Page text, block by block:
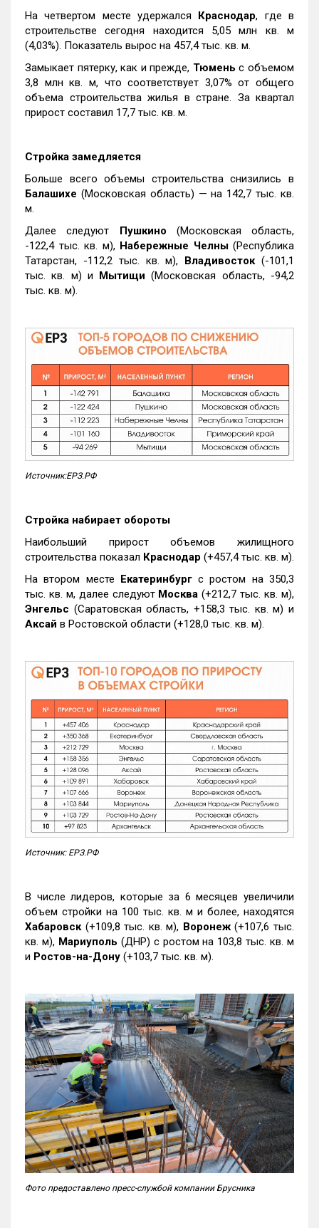
На четвертом месте удержался Краснодар, где в
строительстве сегодня находится 5,05 млн кв. м
(4,03%). Показатель вырос на 457,4 тыс. кв. м.
Замыкает пятерку, как и прежде, Тюмень с объемом
3,8 млн кв. м, что соответствует 3,07% от общего
объема строительства жилья в стране. За квартал
прирост составил 17,7 тыс. кв. м.
Стройка замедляется
Больше всего объемы строительства снизились в
Балашихе (Московская область) — на 142,7 тыс. кв.
м.
Далее следуют Пушкино (Московская область,
-122,4 тыс. кв. м), Набережные Челны(Республика
Татарстан, -112,2 тыс. кв. м), Владивосток(-101,1
тыс. кв. м) и Мытищи (Московская область, -94,2
тыс. кв. м).
Источник:ЕРЗ.РФ
Стройка набирает обороты
Наибольший прирост объемов жилищного
строительства показал Краснодар (+457,4 тыс. кв. м).
На втором месте Екатеринбургс ростом на 350,3
тыс. кв. м, далее следуют Москва (+212,7 тыс. кв. м),
Энгельс (Саратовская область, +158,3 тыс. кв. м) и
Аксай в Ростовской области (+128,0 тыс. кв. м).
Источник: ЕРЗ.РФ
В числе лидеров, которые за 6 месяцев увеличили
объем стройки на 100 тыс. кв. м и более, находятся
Хабаровск (+109,8 тыс. кв. м), Воронеж(+107,6 тыс.
кв. м), Мариуполь (ДНР) с ростом на 103,8 тыс. кв. м
и Ростов-на-Дону (+103,7 тыс. кв. м).
Фото предоставлено пресс-службой компании Брусника